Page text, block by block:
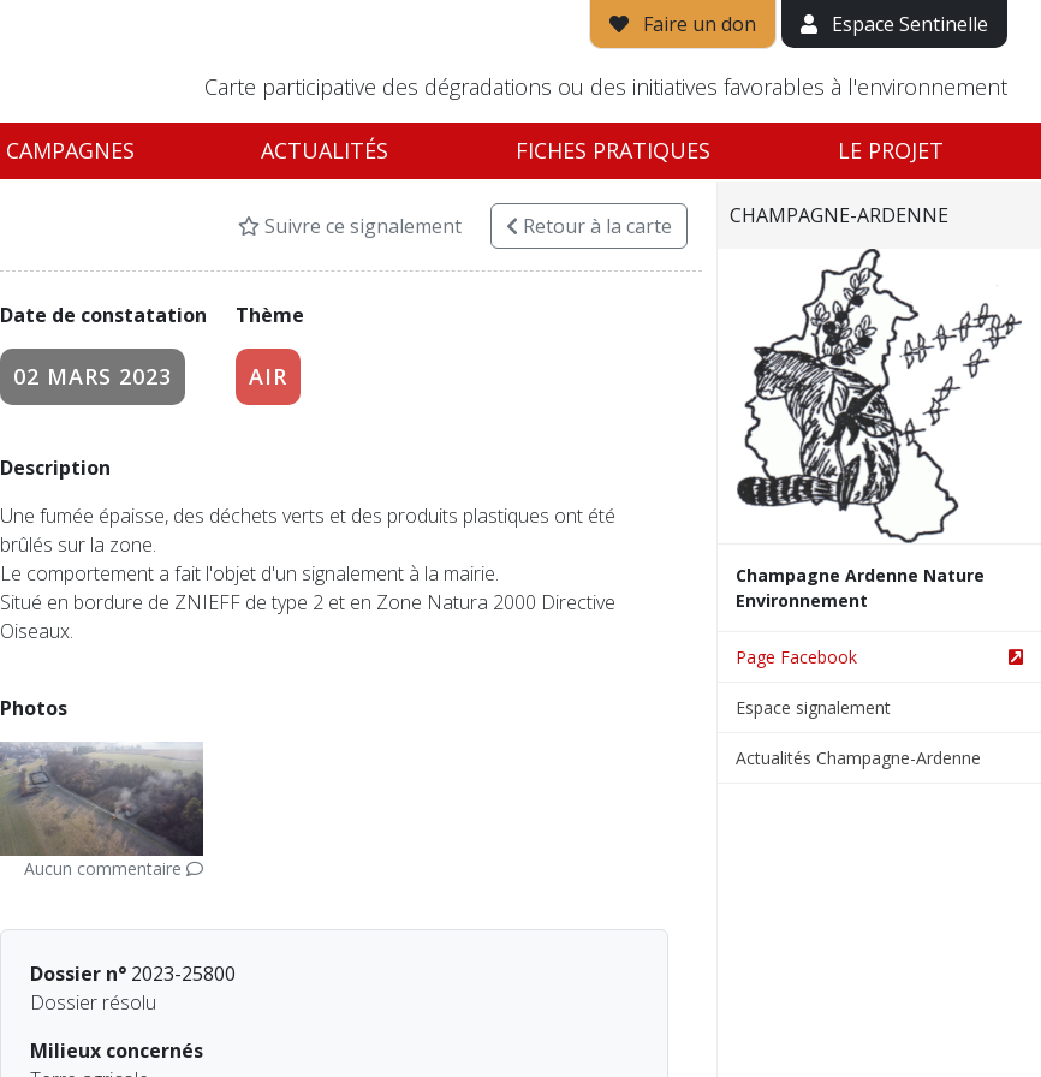
Faire un don Espace Sentinelle
Carte participative des dégradations ou des initiatives favorables à l'environnement
CAMPAGNES ACTUALITÉS FICHES PRATIQUES LE PROJET
Suivre ce signalement Retourà la carte
Date de constatation
02 MARS 2023
Thème
AIR
Description
Une fumée épaisse, des déchets verts et des produits plastiques ont été
brûlés sur la zone.
Le comportement a fait l'objet d'un signalement à la mairie.
Situé en bordure de ZNIEFF de type 2 et en Zone Natura 2000 Directive
Oiseaux.
Photos
Aucun commentaire
Dossier n°2023-25800
Dossier résolu
Milieux concernés
CHAMPAGNE-ARDENNE
Champagne Ardenne Nature
Environnement
Page Facebook
Espace signalement
Actualités Champagne-Ardenne